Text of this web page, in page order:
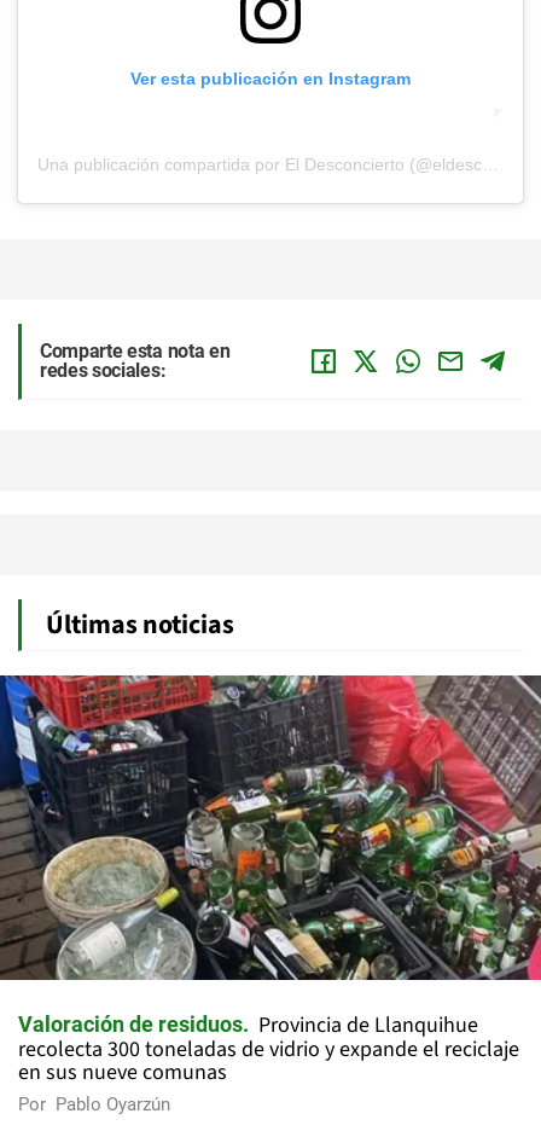
Ver esta publicación en Instagram
Comparte esta nota en
redes sociales:
Últimas noticias
Valoración de residuos
Provincia de Llanquihue
recolecta 300 toneladas de vidrio y expande el reciclaje
en sus nueve comunas
Por Pablo Oyarzún